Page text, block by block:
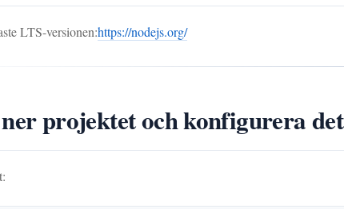
LTS-versionen:https://nodejs.org/
projektet och konfigurera det